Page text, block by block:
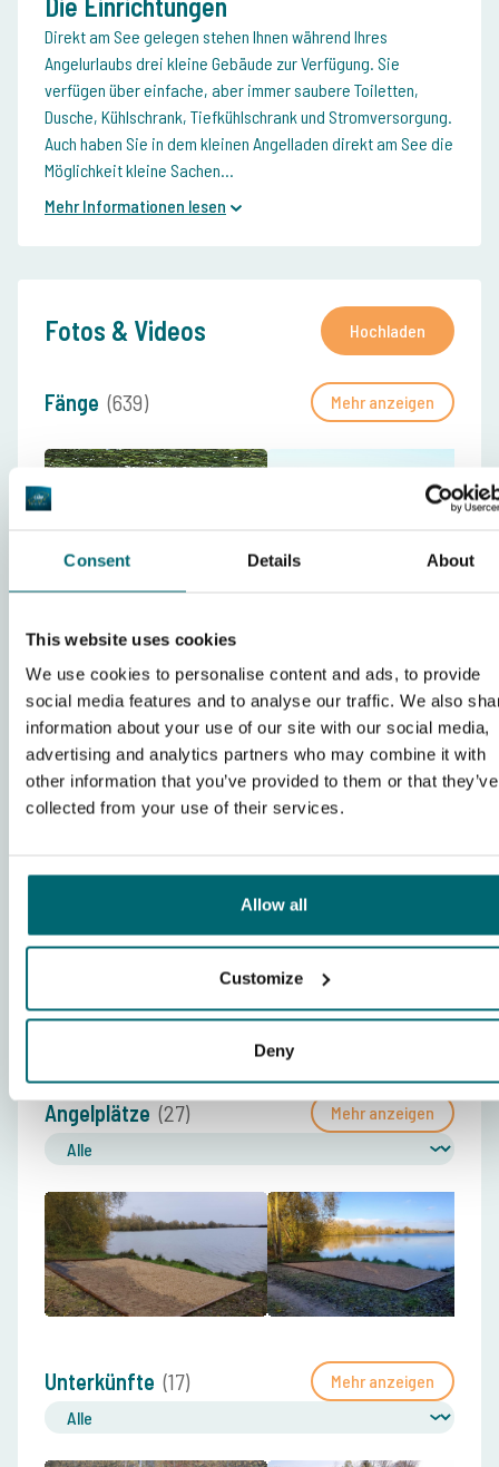
Consent Details About
This website uses cookies
We use cookies to personalise content and ads, to provide
social media features and to analyse our traffic. We also
information about your use of our site with our social media,
advertising and analytics partners who may combine it with
other information that you’ve provided to them or that they’ve
collected from your use of their services.
Allow all
Customize
Deny
Direkt am See gelegen stehen Ihnen während Ihres
Angelurlaubs drei kleine Gebäude zur Verfügung. Sie
verfügen über einfache, aber immer saubere Toiletten,
Dusche, Kühlschrank, Tiefkühlschrank und Stromversorgung.
Auch haben Sie in dem kleinen Angelladen direkt am See die
Möglichkeit kleine Sachen...
Mehr Informationen lesen
Fotos & Videos Hochladen
Fänge (639) Mehr anzeigen
Karpfengewässer (132)
Anlagen (42) Mehr anzeigen
Angelplätze (27) Mehr anzeigen
Unterkünfte (17) Mehr anzeigen